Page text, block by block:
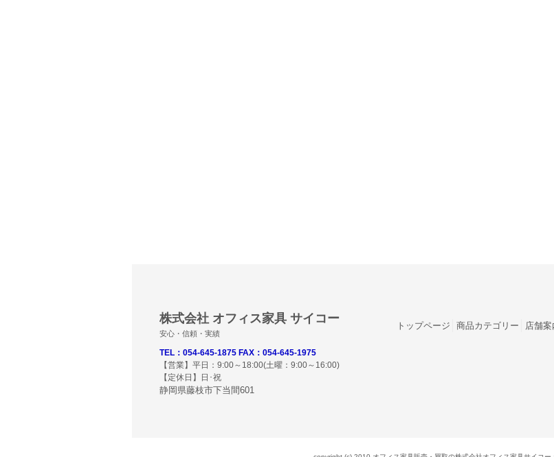
株式会社 オフィス家具 サイコー
安心・信頼・実績
TEL：054-645-1875 FAX：054-645-1975
【営業】平日：9:00～18:00(土曜：9:00～16:00)
【定休日】日･祝
静岡県藤枝市下当間601
トップページ 商品カテゴリー 店舗案